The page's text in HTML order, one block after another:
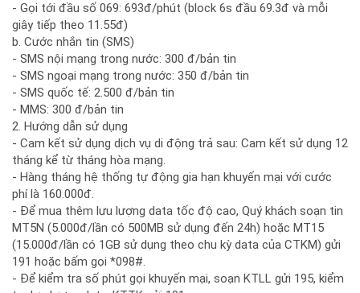
- Gọi tới đầu số 069: 693đ/phút (block 6s đầu 69.3đ và mỗi
giây tiếp theo 11.55đ)
b. Cước nhắn tin (SMS)
- SMS nội mạng trong nước: 300 đ/bản tin
- SMS ngoại mạng trong nước: 350 đ/bản tin
- SMS quốc tế: 2.500 đ/bản tin
- MMS: 300 đ/bản tin
2. Hướng dẫn sử dụng
- Cam kết sử dụng dịch vụ di động trả sau: Cam kết sử dụng 12
tháng kể từ tháng hòa mạng.
- Hàng tháng hệ thống tự động gia hạn khuyến mại với cước
phí là 160.000đ.
- Để mua thêm lưu lượng data tốc độ cao, Quý khách soạn tin
MT5N (5.000đ/lần có 500MB sử dụng đến 24h) hoặc MT15
(15.000đ/lần có 1GB sử dụng theo chu kỳ data của CTKM) gửi
191 hoặc bấm gọi *098#.
- Để kiểm tra số phút gọi khuyến mại, soạn KTLL gửi 195, kiểm